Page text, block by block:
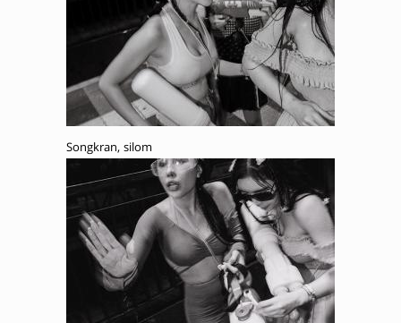
Songkran, silom